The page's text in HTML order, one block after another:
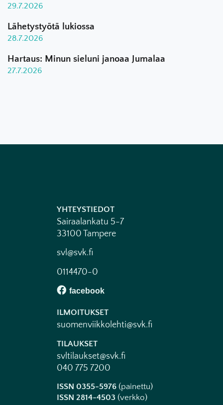
29.7.2026
Lähetystyötä lukiossa
28.7.2026
Hartaus: Minun sieluni janoaa Jumalaa
27.7.2026
YHTEYSTIEDOT
Sairaalankatu 5-7
33100 Tampere
svl@svk.fi
0114470-0
ILMOITUKSET
suomenviikkolehti@svk.fi
TILAUKSET
svltilaukset@svk.fi
040 775 7200
ISSN 0355-5976 (painettu)
ISSN 2814-4503 (verkko)